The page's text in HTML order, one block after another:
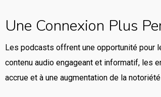
Une Connexion Plus
Les podcasts offrent une opportunité pour
contenu audio engageant et informatif, les
accrue et à une augmentation de la